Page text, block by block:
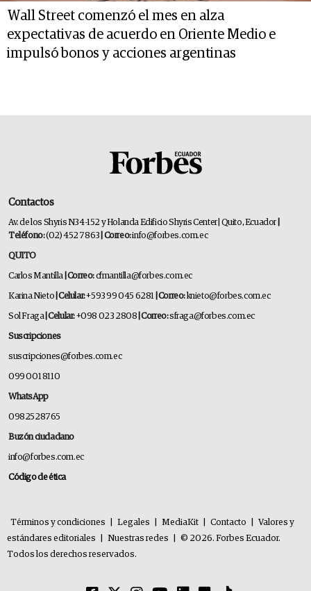
Wall Street comenzó el mes en alza
expectativas de acuerdo en Oriente Medio e
impulsó bonos y acciones argentinas
Contactos
Av. de los Shyris N34-152 y Holanda Edificio Shyris Center | Quito, Ecuador
Teléfono:(02) 452 7863 | Correo:info@forbes.com.ec
QUITO
Carlos Mantilla | Correo:cfmantilla@forbes.com.ec
Karina Nieto | Celular:+593 99 045 6281 | Correo:knieto@forbes.com.ec
Sol Fraga| Celular:+098 023 2808 | Correo:sfraga@forbes.com.ec
Suscripciones
suscripciones@forbes.com.ec
099 001 8110
WhatsApp
0982528765
Buzón ciudadano
info@forbes.com.ec
Código de ética
Términos y condiciones Legales MediaKit Contacto
Valores y
estándares editoriales
Nuestras redes
© 2026. Forbes Ecuador.
Todos los derechos reservados.